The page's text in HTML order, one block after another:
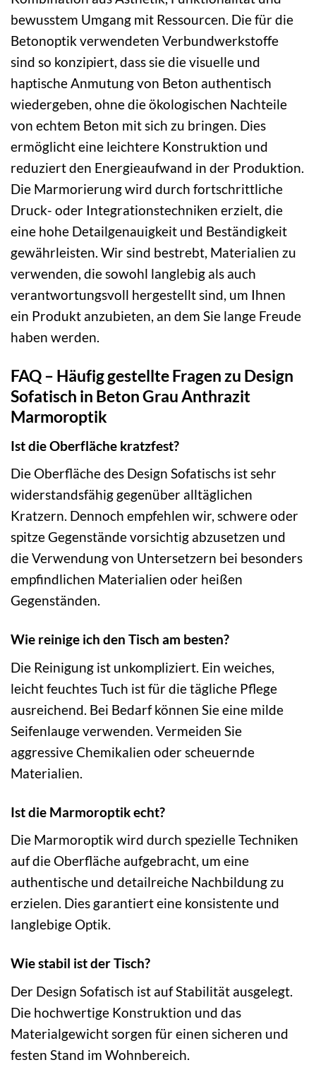
bewusstem Umgang mit Ressourcen. Die für die
Betonoptik verwendeten Verbundwerkstoffe
sind so konzipiert, dass sie die visuelle und
haptische Anmutung von Beton authentisch
wiedergeben, ohne die ökologischen Nachteile
von echtem Beton mit sich zu bringen. Dies
ermöglicht eine leichtere Konstruktion und
reduziert den Energieaufwand in der Produktion.
Die Marmorierung wird durch fortschrittliche
Druck- oder Integrationstechniken erzielt, die
eine hohe Detailgenauigkeit und Beständigkeit
gewährleisten. Wir sind bestrebt, Materialien zu
verwenden, die sowohl langlebig als auch
verantwortungsvoll hergestellt sind, um Ihnen
ein Produkt anzubieten, an dem Sie lange Freude
haben werden.
FAQ – Häufig gestellte Fragen zu Design
Sofatisch in Beton Grau Anthrazit
Marmoroptik
Ist die Oberfläche kratzfest?
Die Oberfläche des Design Sofatischs ist sehr
widerstandsfähig gegenüber alltäglichen
Kratzern. Dennoch empfehlen wir, schwere oder
spitze Gegenstände vorsichtig abzusetzen und
die Verwendung von Untersetzern bei besonders
empfindlichen Materialien oder heißen
Gegenständen.
Wie reinige ich den Tisch am besten?
Die Reinigung ist unkompliziert. Ein weiches,
leicht feuchtes Tuch ist für die tägliche Pflege
ausreichend. Bei Bedarf können Sie eine milde
Seifenlauge verwenden. Vermeiden Sie
aggressive Chemikalien oder scheuernde
Materialien.
Ist die Marmoroptik echt?
Die Marmoroptik wird durch spezielle Techniken
auf die Oberfläche aufgebracht, um eine
authentische und detailreiche Nachbildung zu
erzielen. Dies garantiert eine konsistente und
langlebige Optik.
Wie stabil ist der Tisch?
Der Design Sofatisch ist auf Stabilität ausgelegt.
Die hochwertige Konstruktion und das
Materialgewicht sorgen für einen sicheren und
festen Stand im Wohnbereich.